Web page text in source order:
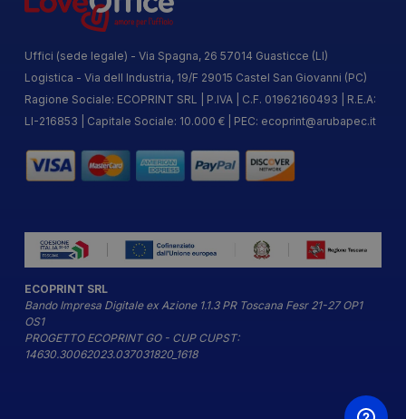
Uffici (sede legale) - Via Spagna, 26 57014 Guasticce (LI)
Logistica - Via dell Industria, 19/F 29015 Castel San Giovanni (PC)
Ragione Sociale: ECOPRINT SRL | P.IVA | C.F. 01962160493 | R.E.A:
LI-216853 | Capitale Sociale: 10.000 € | PEC: ecoprint@arubapec.it
ECOPRINT SRL
Bando Impresa Digitale ex Azione 1.1.3 PR Toscana Fesr 21-27 OP1
OS1
PROGETTO ECOPRINT GO - CUP CUPST:
14630.30062023.037031820_1618